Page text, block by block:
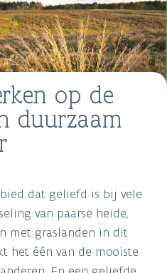
op de
duurzaam
dat geliefd is bij vele
van paarse heide,
met graslanden in dit
het één van de mooiste